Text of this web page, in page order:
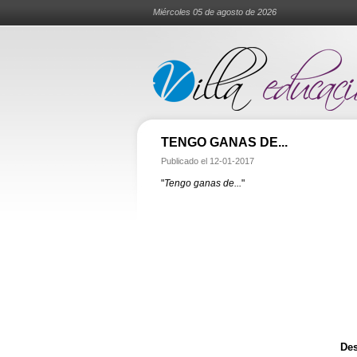
Miércoles 05 de agosto de 2026
TENGO GANAS DE...
Publicado el 12-01-2017
"Tengo ganas de..."